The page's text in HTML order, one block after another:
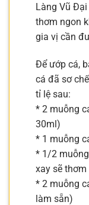
Làng Vũ
thơm ngon
gia vị cần
Để ướp cá,
cá đã sơ
tỉ lệ sau:
* 2 muỗng
30ml)
* 1 muỗng
* 1/2
xay sẽ thơm
* 2 muỗng
làm sẵn)